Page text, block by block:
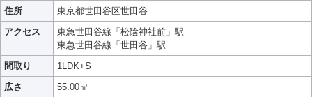
住所
東京都世田谷区世田谷
アクセス
東急世田谷線「松陰神社前」駅
東急世田谷線「世田谷」駅
間取り
1LDK+S
広さ
55.00㎡